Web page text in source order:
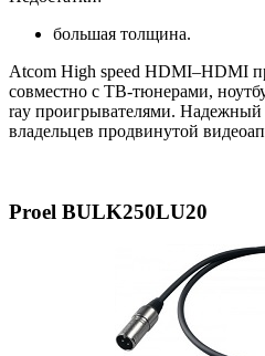
большая толщина.
Atcom High speed HDMI–HDMI
совместно с ТВ-тюнерами,
ray проигрывателями.
владельцев продвинутой
Proel BULK250LU20